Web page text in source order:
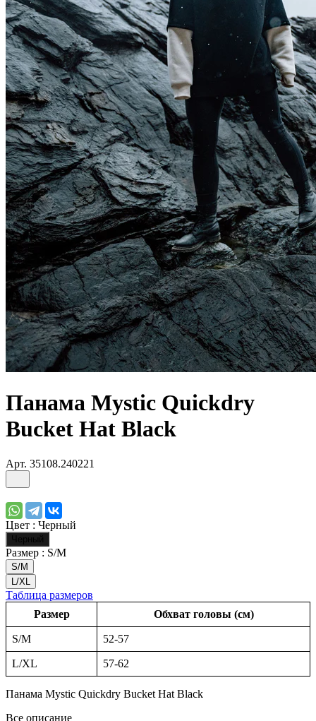
Панама Mystic Quickdry
Bucket Hat Black
Арт. 35108.240221
Цвет : Черный
Черный
Размер : S/M
S/M
L/XL
Таблица размеров
Размер
Обхват головы (см)
S/M 52-57
L/XL 57-62
Панама Mystic Quickdry Bucket Hat Black
Все описание